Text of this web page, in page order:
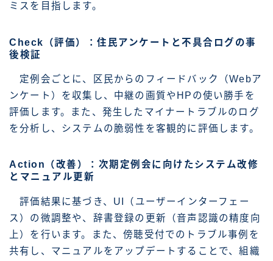
ミスを目指します。
Check（評価）：住民アンケートと不具合ログの事
後検証
定例会ごとに、区民からのフィードバック（Webア
ンケート）を収集し、中継の画質やHPの使い勝手を
評価します。また、発生したマイナートラブルのログ
を分析し、システムの脆弱性を客観的に評価します。
Action（改善）：次期定例会に向けたシステム改修
とマニュアル更新
評価結果に基づき、UI（ユーザーインターフェー
ス）の微調整や、辞書登録の更新（音声認識の精度向
上）を行います。また、傍聴受付でのトラブル事例を
共有し、マニュアルをアップデートすることで、組織